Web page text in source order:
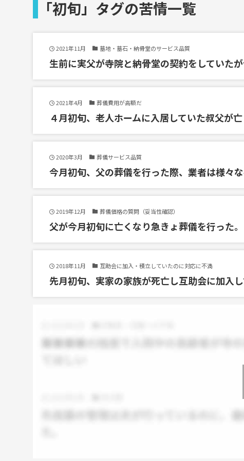
「初旬」タグの苦情一覧
2021年11月 墓地・墓石・納骨堂のサービス品質
生前に実父が寺院と納骨堂の契約をしていた
2021年4月 葬儀費用が高額だ
４月初旬、老人ホームに入居していた叔父が
2020年3月 葬儀サービス品質
今月初旬、父の葬儀を行った際、業者は様々
2019年12月 葬儀価格の質問（妥当性確認）
父が今月初旬に亡くなり急きょ葬儀を行った
2018年11月 互助会に加入・積立していたのに対応に不満
先月初旬、実家の家族が死亡し互助会に加入